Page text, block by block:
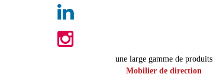
une large gamme de produits
Mobilier de direction